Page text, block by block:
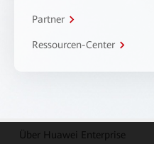
Partner
Ressourcen-Center
Über Huawei Enterprise